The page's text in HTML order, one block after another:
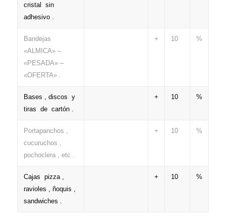
cristal sin
adhesivo .
Bandejas
«ALMICA» –
«PESADA» –
«OFERTA» .
+ 10 %
Bases , discos y
tiras de cartón .
+ 10 %
Portapanchos ,
cucuruchos ,
pochoclera , etc .
+ 10 %
Cajas pizza ,
ravioles , ñoquis ,
sandwiches .
+ 10 %